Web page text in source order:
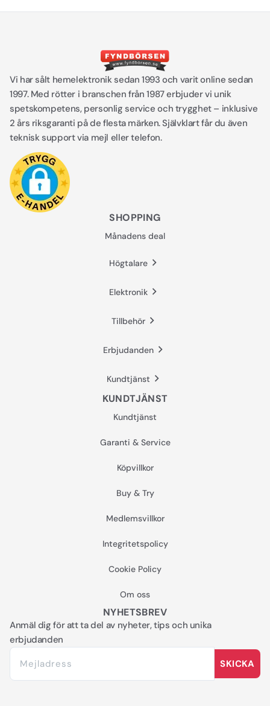
Vi har sålt hemelektronik sedan 1993 och varit online sedan
1997. Med rötter i branschen från 1987 erbjuder vi unik
spetskompetens, personlig service och trygghet – inklusive
2 års riksgaranti på de flesta märken. Självklart får du även
teknisk support via mejl eller telefon.
SHOPPING
Månadens deal
Högtalare
Elektronik
Tillbehör
Erbjudanden
Kundtjänst
KUNDTJÄNST
Kundtjänst
Garanti & Service
Köpvillkor
Buy & Try
Medlemsvillkor
Integritetspolicy
Cookie Policy
Om oss
NYHETSBREV
Anmäl dig för att ta del av nyheter, tips och unika
erbjudanden
SKICKA